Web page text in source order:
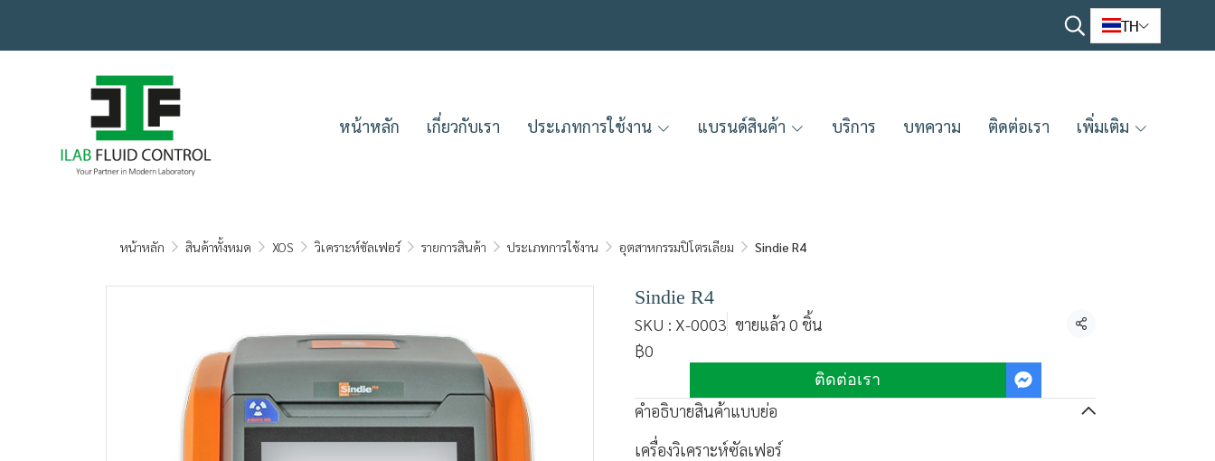
TH
หน้าหลัก เกี่ยวกับเรา ประเภทการใช้งาน แบรนด์สินค้า บริการ บทความ ติดต่อเรา เพิ่มเติม
หน้าหลัก สินค้าทั้งหมด XOS วิเคราะห์ซัลเฟอร์ รายการสินค้า ประเภทการใช้งาน อุตสาหกรรมปิโตรเลียม Sindie R4
Sindie R4
SKU : X-0003 ขายแล้ว 0 ชิ้น แชร์
฿0
ติดต่อเรา
คำอธิบายสินค้าแบบย่อ
เครื่องวิเคราะห์ซัลเฟอร์